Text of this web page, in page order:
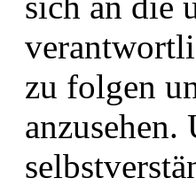
zu folgen